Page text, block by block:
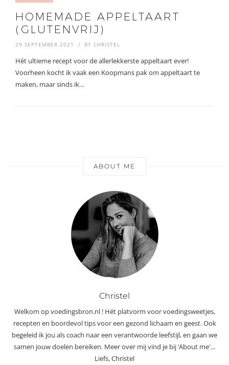
HOMEMADE APPELTAART
(GLUTENVRIJ)
29 SEPTEMBER 2021 BY CHRISTEL
Hét ultieme recept voor de allerlekkerste appeltaart ever!
Voorheen kocht ik vaak een Koopmans pak om appeltaart te
maken, maar sinds ik…
ABOUT ME
Christel
Welkom op voedingsbron.nl ! Hét platvorm voor voedingsweetjes,
recepten en boordevol tips voor een gezond lichaam en geest. Ook
begeleid ik jou als coach naar een verantwoorde leefstijl, en gaan we
samen jouw doelen bereiken. Meer over mij vind je bij ‘About me'...
Liefs, Christel